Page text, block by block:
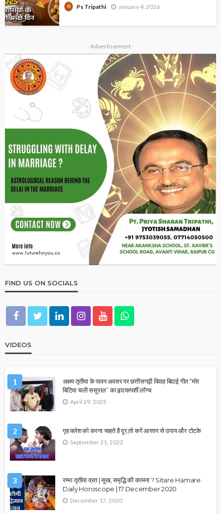
Ps Tripathi January 4, 2026
- Advertisement -
FIND US ON SOCIALS
VIDEOS
1
अक्षय तृतीया के पावन अवसर पर छत्तीसगढ़ी विवाह बिदाई गीत “मोर
बिटिया चली ससुराल” का हृदयस्पर्शी लॉन्च
April 29, 2025
2 गृह क्लेश को करना चाहते है दूर,तो करें आसान से उपाय और टोटके
September 21, 2022
3
रम्भा तृतीया व्रत | सुख, समृद्धि की कामना ? Sitare Hamare
Daily Horoscope | 17 December 2020
December 17, 2020